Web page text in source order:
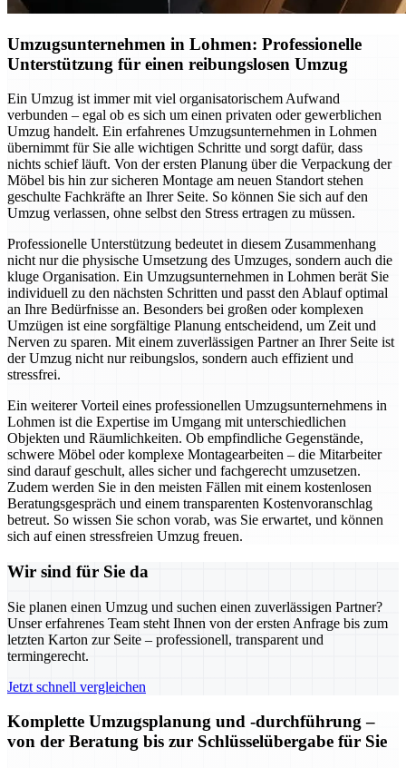
Umzugsunternehmen in Lohmen: Professionelle
Unterstützung für einen reibungslosen Umzug
Ein Umzug ist immer mit viel organisatorischem Aufwand
verbunden – egal ob es sich um einen privaten oder gewerblichen
Umzug handelt. Ein erfahrenes Umzugsunternehmen in Lohmen
übernimmt für Sie alle wichtigen Schritte und sorgt dafür, dass
nichts schief läuft. Von der ersten Planung über die Verpackung der
Möbel bis hin zur sicheren Montage am neuen Standort stehen
geschulte Fachkräfte an Ihrer Seite. So können Sie sich auf den
Umzug verlassen, ohne selbst den Stress ertragen zu müssen.
Professionelle Unterstützung bedeutet in diesem Zusammenhang
nicht nur die physische Umsetzung des Umzuges, sondern auch die
kluge Organisation. Ein Umzugsunternehmen in Lohmen berät Sie
individuell zu den nächsten Schritten und passt den Ablauf optimal
an Ihre Bedürfnisse an. Besonders bei großen oder komplexen
Umzügen ist eine sorgfältige Planung entscheidend, um Zeit und
Nerven zu sparen. Mit einem zuverlässigen Partner an Ihrer Seite ist
der Umzug nicht nur reibungslos, sondern auch effizient und
stressfrei.
Ein weiterer Vorteil eines professionellen Umzugsunternehmens in
Lohmen ist die Expertise im Umgang mit unterschiedlichen
Objekten und Räumlichkeiten. Ob empfindliche Gegenstände,
schwere Möbel oder komplexe Montagearbeiten – die Mitarbeiter
sind darauf geschult, alles sicher und fachgerecht umzusetzen.
Zudem werden Sie in den meisten Fällen mit einem kostenlosen
Beratungsgespräch und einem transparenten Kostenvoranschlag
betreut. So wissen Sie schon vorab, was Sie erwartet, und können
sich auf einen stressfreien Umzug freuen.
Wir sind für Sie da
Sie planen einen Umzug und suchen einen zuverlässigen Partner?
Unser erfahrenes Team steht Ihnen von der ersten Anfrage bis zum
letzten Karton zur Seite – professionell, transparent und
termingerecht.
Jetzt schnell vergleichen
Komplette Umzugsplanung und -durchführung –
von der Beratung bis zur Schlüsselübergabe für Sie